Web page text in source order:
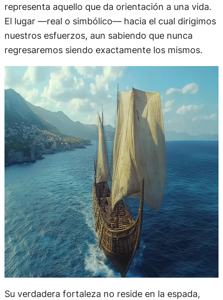
representa aquello que da orientación a una vida.
El lugar —real o simbólico— hacia el cual dirigimos
nuestros esfuerzos, aun sabiendo que nunca
regresaremos siendo exactamente los mismos.
Su verdadera fortaleza no reside en la espada,